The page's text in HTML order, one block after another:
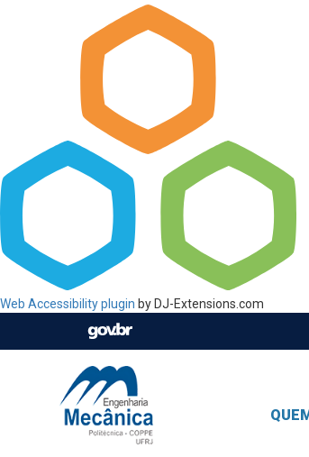
Web Accessibility plugin by DJ-Extensions.com